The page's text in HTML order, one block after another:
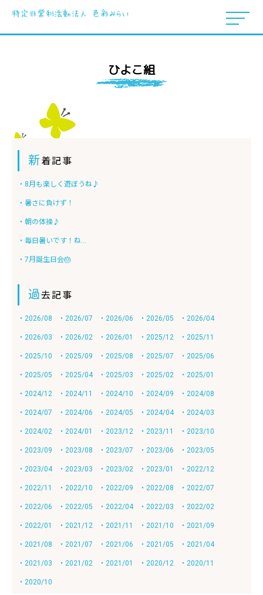
ひよこ組
新着記事
・8月も楽しく遊ぼうね♪
・暑さに負けず！
・朝の体操♪
・毎日暑いです！ね...
・7月誕生日会🎂
過去記事
・2026/08 ・2026/07 ・2026/06 ・2026/05 ・2026/04
・2026/03 ・2026/02 ・2026/01 ・2025/12 ・2025/11
・2025/10 ・2025/09 ・2025/08 ・2025/07 ・2025/06
・2025/05 ・2025/04 ・2025/03 ・2025/02 ・2025/01
・2024/12 ・2024/11 ・2024/10 ・2024/09 ・2024/08
・2024/07 ・2024/06 ・2024/05 ・2024/04 ・2024/03
・2024/02 ・2024/01 ・2023/12 ・2023/11 ・2023/10
・2023/09 ・2023/08 ・2023/07 ・2023/06 ・2023/05
・2023/04 ・2023/03 ・2023/02 ・2023/01 ・2022/12
・2022/11 ・2022/10 ・2022/09 ・2022/08 ・2022/07
・2022/06 ・2022/05 ・2022/04 ・2022/03 ・2022/02
・2022/01 ・2021/12 ・2021/11 ・2021/10 ・2021/09
・2021/08 ・2021/07 ・2021/06 ・2021/05 ・2021/04
・2021/03 ・2021/02 ・2021/01 ・2020/12 ・2020/11
・2020/10